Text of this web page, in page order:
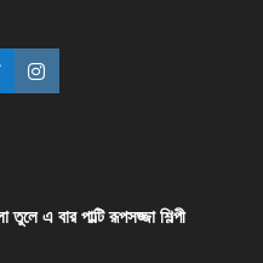
এ বার পাল্টি রূপসজ্জা শিল্পী